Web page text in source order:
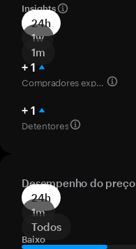
Insights
24h
1w
1m
+ 1
Compradores experientes
+ 1
Detentores
Desempenho do preço
24h
1m
Todos
Baixo